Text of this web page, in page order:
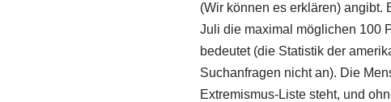
(Wir können es erklären) angibt.
Juli die maximal möglichen 100
bedeutet (die Statistik der
Suchanfragen nicht an). Die
Extremismus-Liste steht, und